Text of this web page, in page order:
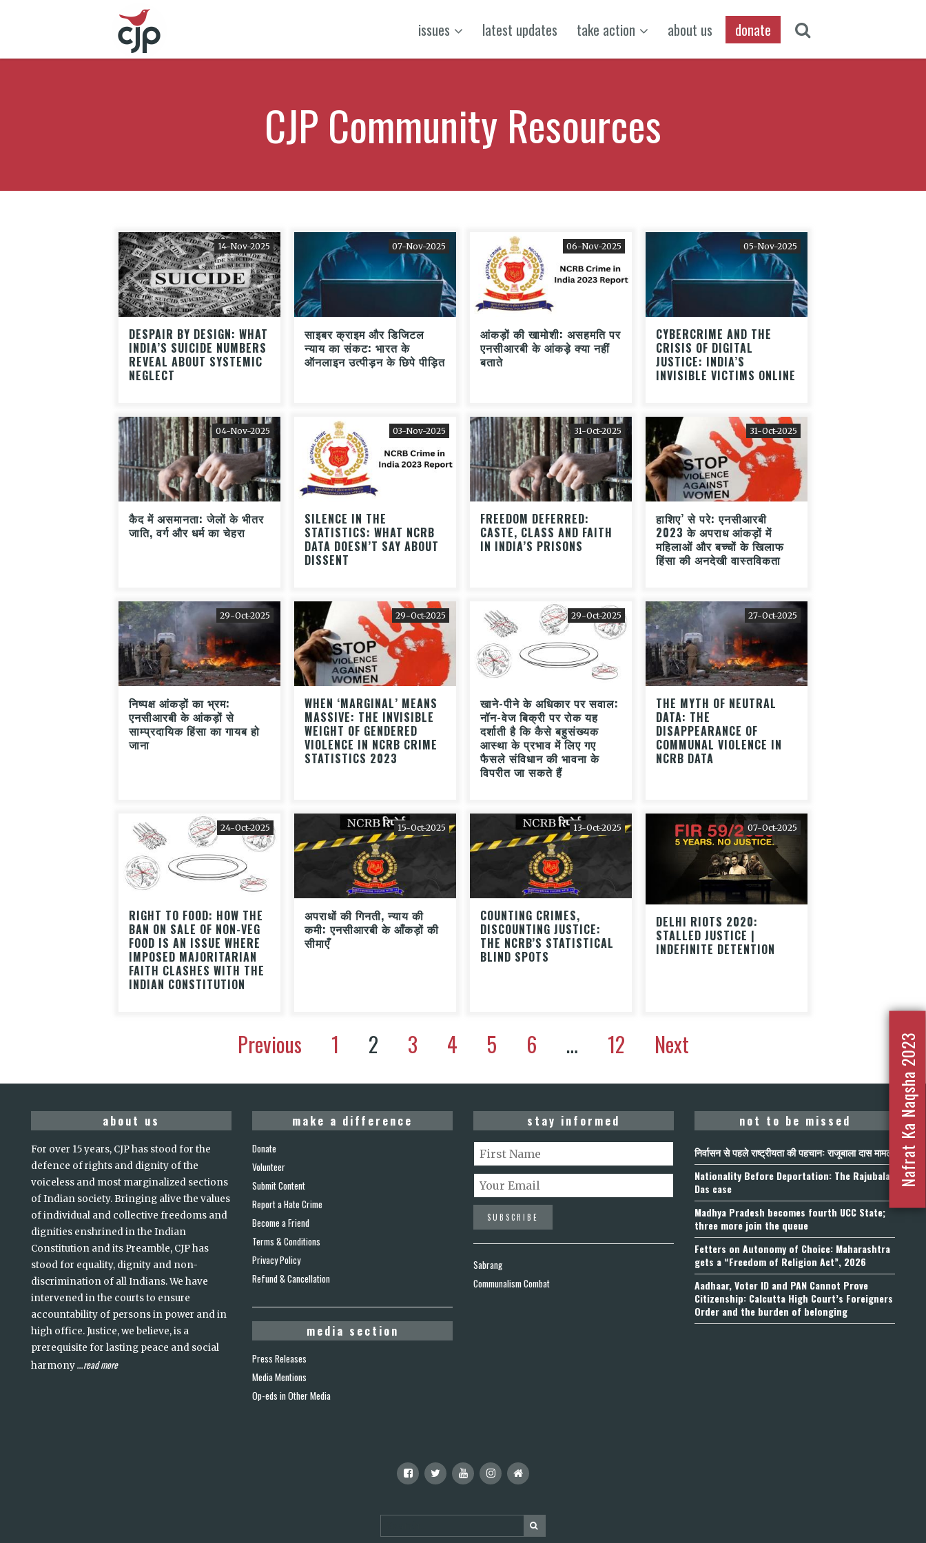
issues latest updates take action about us donate
CJP Community Resources
14-Nov-2025
DESPAIR BY DESIGN: WHAT
INDIA’S SUICIDE NUMBERS
REVEAL ABOUT SYSTEMIC
NEGLECT
07-Nov-2025
साइबर क्राइम और डिजिटल
न्याय का संकट: भारत के
ऑनलाइन उत्पीड़न के छिपे पीड़ित
06-Nov-2025
आंकड़ों की खामोशी: असहमति पर
एनसीआरबी के आंकड़े क्या नहीं
बताते
05-Nov-2025
CYBERCRIME AND THE
CRISIS OF DIGITAL
JUSTICE: INDIA’S
INVISIBLE VICTIMS ONLINE
04-Nov-2025
कैद में असमानता: जेलों के भीतर
जाति, वर्ग और धर्म का चेहरा
03-Nov-2025
SILENCE IN THE
STATISTICS: WHAT NCRB
DATA DOESN’T SAY ABOUT
DISSENT
31-Oct-2025
FREEDOM DEFERRED:
CASTE, CLASS AND FAITH
IN INDIA’S PRISONS
31-Oct-2025
हाशिए’ से परे: एनसीआरबी
2023 के अपराध आंकड़ों में
महिलाओं और बच्चों के खिलाफ
हिंसा की अनदेखी वास्तविकता
29-Oct-2025
निष्पक्ष आंकड़ों का भ्रम:
एनसीआरबी के आंकड़ों से
साम्प्रदायिक हिंसा का गायब हो
जाना
29-Oct-2025
WHEN ‘MARGINAL’ MEANS
MASSIVE: THE INVISIBLE
WEIGHT OF GENDERED
VIOLENCE IN NCRB CRIME
STATISTICS 2023
29-Oct-2025
खाने-पीने के अधिकार पर सवाल:
नॉन-वेज बिक्री पर रोक यह
दर्शाती है कि कैसे बहुसंख्यक
आस्था के प्रभाव में लिए गए
फैसले संविधान की भावना के
विपरीत जा सकते हैं
27-Oct-2025
THE MYTH OF NEUTRAL
DATA: THE
DISAPPEARANCE OF
COMMUNAL VIOLENCE IN
NCRB DATA
24-Oct-2025
RIGHT TO FOOD: HOW THE
BAN ON SALE OF NON-VEG
FOOD IS AN ISSUE WHERE
IMPOSED MAJORITARIAN
FAITH CLASHES WITH THE
INDIAN CONSTITUTION
15-Oct-2025
अपराधों की गिनती, न्याय की
कमी: एनसीआरबी के आँकड़ों की
सीमाएँ
13-Oct-2025
COUNTING CRIMES,
DISCOUNTING JUSTICE:
THE NCRB’S STATISTICAL
BLIND SPOTS
07-Oct-2025
DELHI RIOTS 2020:
STALLED JUSTICE |
INDEFINITE DETENTION
Previous 1 2 3 4 5 6 … 12 Next
about us
For over 15 years, CJP has stood for the
defence of rights and dignity of the
voiceless and most marginalized sections
of Indian society. Bringing alive the values
of individual and collective freedoms and
dignities enshrined in the Indian
Constitution and its Preamble, CJP has
stood for equality, dignity and non-
discrimination of all Indians. We have
intervened in the courts to ensure
accountability of persons in power and in
high office. Justice, we believe, is a
prerequisite for lasting peace and social
harmony...read more
make a difference
Donate
Volunteer
Submit Content
Report a Hate Crime
Become a Friend
Terms & Conditions
Privacy Policy
Refund & Cancellation
media section
Press Releases
Media Mentions
Op-eds in Other Media
stay informed
Sabrang
Communalism Combat
not to be missed
निर्वासन से पहले राष्ट्रीयता की पहचान: राजूबाला दास मामला
Nationality Before Deportation: The Rajubala
Das case
Madhya Pradesh becomes fourth UCC State;
three more join the queue
Fetters on Autonomy of Choice: Maharashtra
gets a “Freedom of Religion Act”, 2026
Aadhaar, Voter ID and PAN Cannot Prove
Citizenship: Calcutta High Court’s Foreigners
Order and the burden of belonging
Nafrat Ka Naqsha 2023